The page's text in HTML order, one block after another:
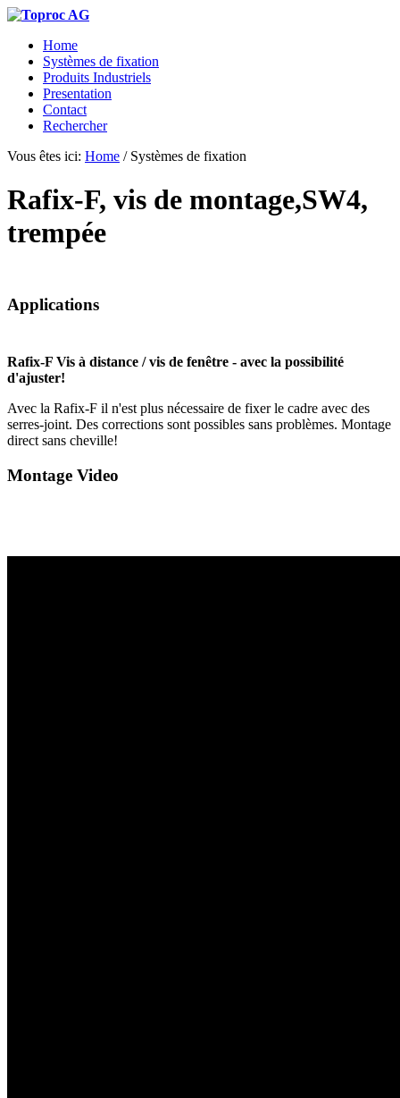
Home
Systèmes de fixation
Produits Industriels
Presentation
Contact
Rechercher
Vous êtes ici: Home / Systèmes de fixation
Rafix-F, vis de montage,SW4,
trempée
Applications
Rafix-F Vis à distance / vis de fenêtre - avec la possibilité
d'ajuster!
Avec la Rafix-F il n'est plus nécessaire de fixer le cadre avec des
serres-joint. Des corrections sont possibles sans problèmes. Montage
direct sans cheville!
Montage Video